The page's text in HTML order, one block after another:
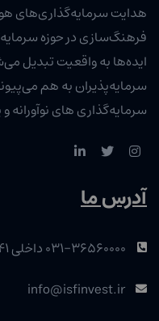
هدایت سرمایه‌گذاری‌های
فرهنگ‌سازی در حوزه
ایده‌ها به واقعیت تبدیل
سرمایه‌پذیران به هم
سرمایه‌گذاری‌ های نوآورانه
آدرس ما
۰۳۱-۳۶۵۶۰۰۰۰ داخلی ۳۰۴۱
info@isfinvest.ir